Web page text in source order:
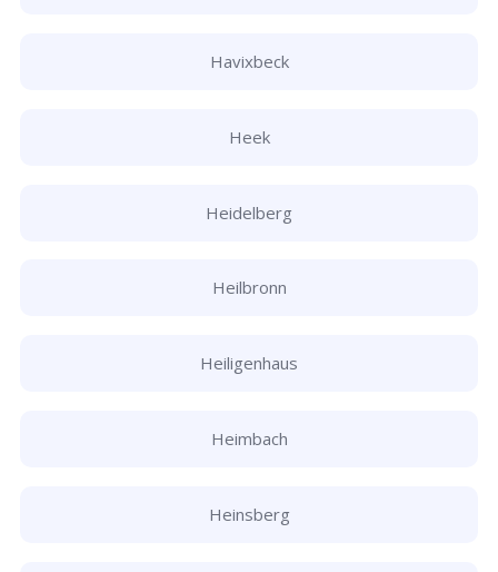
Havixbeck
Heek
Heidelberg
Heilbronn
Heiligenhaus
Heimbach
Heinsberg